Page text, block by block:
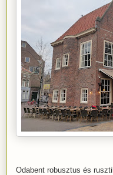
Odabent robusztus és